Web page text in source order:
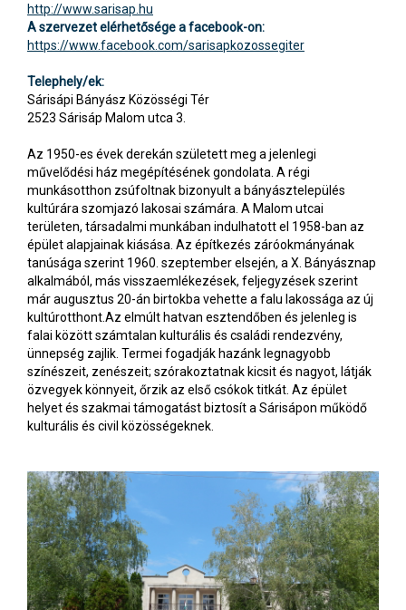
http://www.sarisap.hu
A szervezet elérhetősége a facebook-on:
https://www.facebook.com/sarisapkozossegiter
Telephely/ek:
Sárisápi Bányász Közösségi Tér
2523 Sárisáp Malom utca 3.
Az 1950-es évek derekán született meg a jelenlegi
művelődési ház megépítésének gondolata. A régi
munkásotthon zsúfoltnak bizonyult a bányásztelepülés
kultúrára szomjazó lakosai számára. A Malom utcai
területen, társadalmi munkában indulhatott el 1958-ban az
épület alapjainak kiásása. Az építkezés záróokmányának
tanúsága szerint 1960. szeptember elsején, a X. Bányásznap
alkalmából, más visszaemlékezések, feljegyzések szerint
már augusztus 20-án birtokba vehette a falu lakossága az új
kultúrotthont.Az elmúlt hatvan esztendőben és jelenleg is
falai között számtalan kulturális és családi rendezvény,
ünnepség zajlik. Termei fogadják hazánk legnagyobb
színészeit, zenészeit; szórakoztatnak kicsit és nagyot, látják
özvegyek könnyeit, őrzik az első csókok titkát. Az épület
helyet és szakmai támogatást biztosít a Sárisápon működő
kulturális és civil közösségeknek.